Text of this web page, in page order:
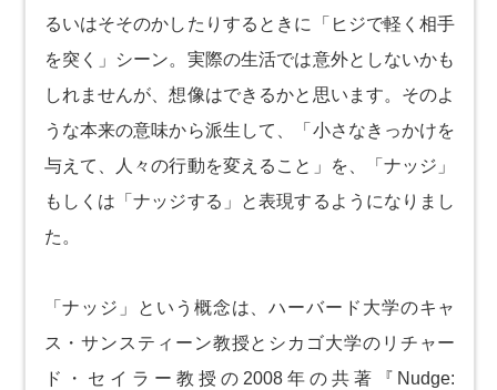
るいはそそのかしたりするときに「ヒジで軽く相手
を突く」シーン。実際の生活では意外としないかも
しれませんが、想像はできるかと思います。そのよ
うな本来の意味から派生して、「小さなきっかけを
与えて、人々の行動を変えること」を、「ナッジ」
もしくは「ナッジする」と表現するようになりまし
た。
「ナッジ」という概念は、ハーバード大学のキャ
ス・サンスティーン教授とシカゴ大学のリチャー
ド・セイラー教授の2008年の共著『Nudge: